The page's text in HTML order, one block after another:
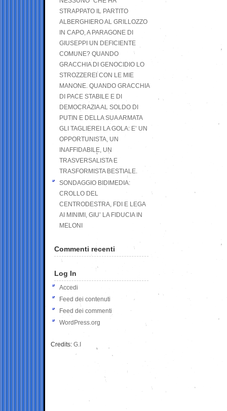
STRAPPATO IL PARTITO
ALBERGHIERO AL GRILLOZZO
IN CAPO, A PARAGONE DI
GIUSEPPI UN DEFICIENTE
COMUNE? QUANDO
GRACCHIA DI GENOCIDIO LO
STROZZEREI CON LE MIE
MANONE. QUANDO GRACCHIA
DI PACE STABILE E DI
DEMOCRAZIA AL SOLDO DI
PUTIN E DELLA SUA ARMATA
GLI TAGLIEREI LA GOLA: E’ UN
OPPORTUNISTA, UN
INAFFIDABILE, UN
TRASVERSALISTA E
TRASFORMISTA BESTIALE.
SONDAGGIO BIDIMEDIA:
CROLLO DEL
CENTRODESTRA, FDI E LEGA
AI MINIMI, GIU’ LA FIDUCIA IN
MELONI
Commenti recenti
Log In
Accedi
Feed dei contenuti
Feed dei commenti
WordPress.org
Credits: G.I